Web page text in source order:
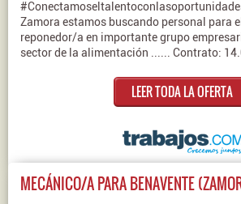
Zamora estamos buscando personal para
reponedor/a en importante grupo
sector de la alimentación ...... Contrato:
LEER TODA LA OFERTA
MECÁNICO/A PARA BENAVENTE